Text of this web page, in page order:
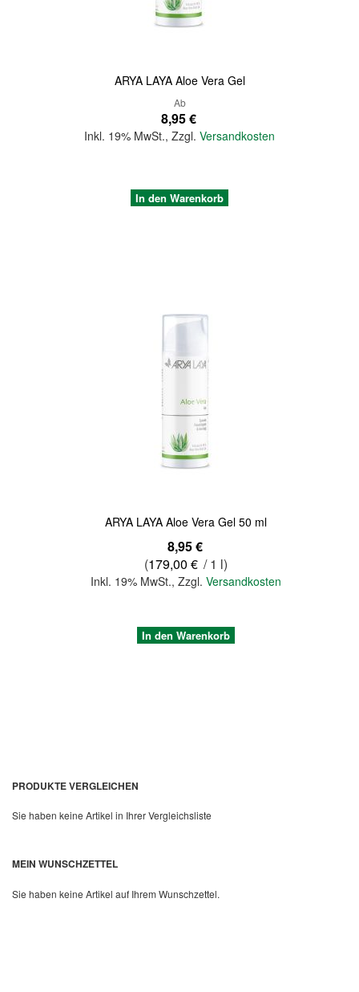
ARYA LAYA Aloe Vera Gel
Ab
8,95 €
Inkl. 19% MwSt., Zzgl. Versandkosten
In den Warenkorb
ARYA LAYA Aloe Vera Gel 50 ml
8,95 €
(179,00 € / 1 l)
Inkl. 19% MwSt.,Zzgl.Versandkosten
In den Warenkorb
PRODUKTE VERGLEICHEN
Sie haben keine Artikel in Ihrer Vergleichsliste
MEIN WUNSCHZETTEL
Sie haben keine Artikel auf Ihrem Wunschzettel.